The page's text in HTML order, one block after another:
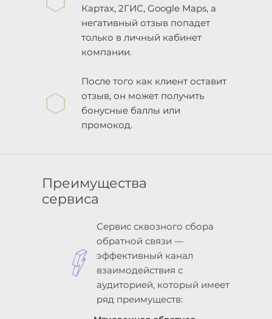
Картах, 2ГИС, Google Maps, а
негативный отзыв попадет
только в личный кабинет
компании.
После того как клиент оставит
отзыв, он может получить
бонусные баллы или
промокод.
Преимущества
сервиса
Сервис сквозного сбора
обратной связи —
эффективный канал
взаимодействия с
аудиторией, который имеет
ряд преимуществ: